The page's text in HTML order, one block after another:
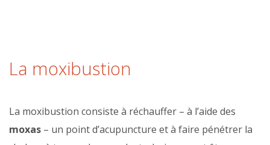
La moxibustion
La moxibustion consiste à réchauffer – à l’aide des
moxas – un point d’acupuncture et à faire pénétrer la